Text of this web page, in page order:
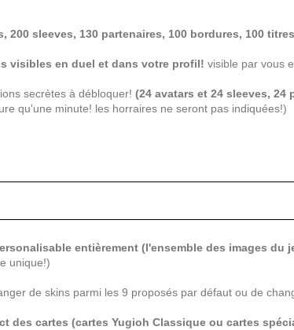
200 sleeves, 130 partenaires, 100 bordures, 100
visibles en duel et dans votre profil! visible par vous
secrètes à débloquer! (24 avatars et 24 sleeves,
qu'une minute! les horraires ne seront pas indiquées!)
entièrement (l'ensemble des images
unique!)
de skins parmi les 9 proposés par défaut ou de
des cartes (cartes Yugioh Classique ou cartes